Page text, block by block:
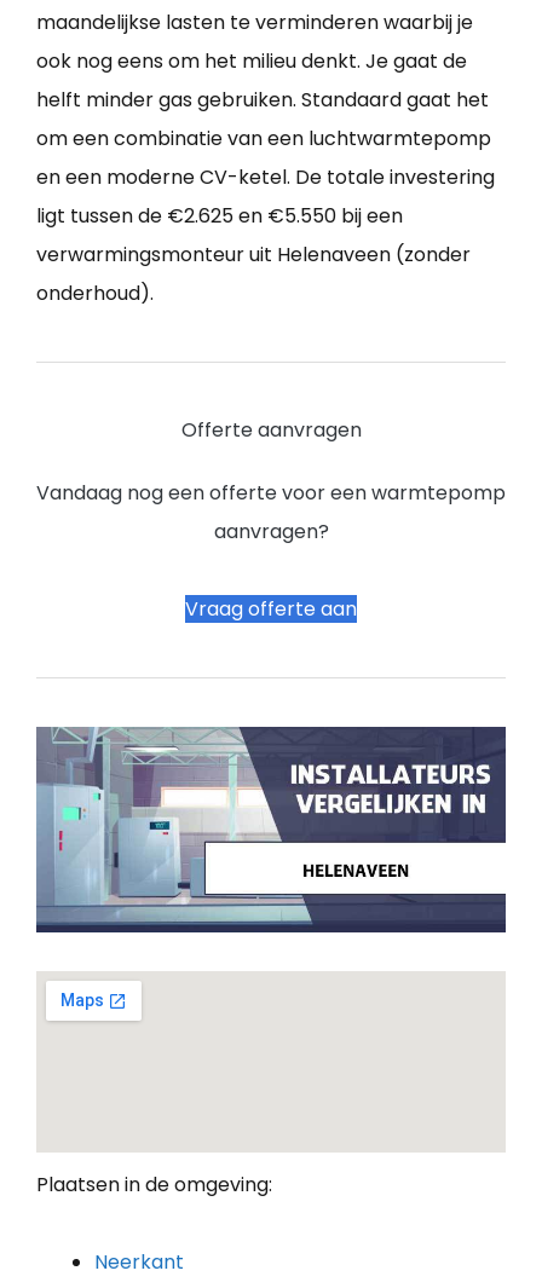
maandelijkse lasten te verminderen waarbij je
ook nog eens om het milieu denkt. Je gaat de
helft minder gas gebruiken. Standaard gaat het
om een combinatie van een luchtwarmtepomp
en een moderne CV-ketel. De totale investering
ligt tussen de €2.625 en €5.550 bij een
verwarmingsmonteur uit Helenaveen (zonder
onderhoud).
Offerte aanvragen
Vandaag nog een offerte voor een warmtepomp
aanvragen?
Vraag offerte aan
Plaatsen in de omgeving:
Neerkant